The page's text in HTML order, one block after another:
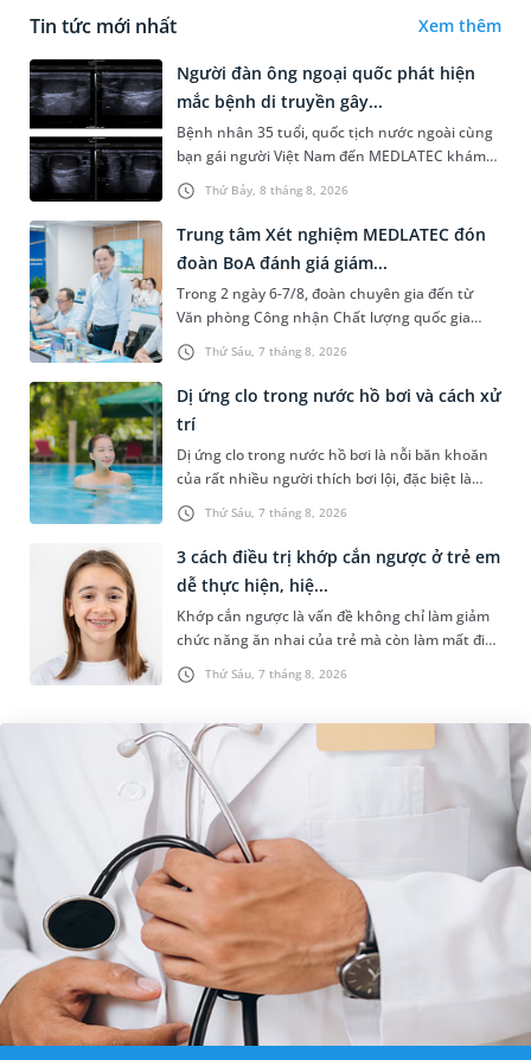
Tin tức mới nhất Xem thêm
Thứ Bảy, 8 tháng 8, 2026
Người đàn ông ngoại quốc phát hiện
mắc bệnh di truyền gây...
Bệnh nhân 35 tuổi, quốc tịch nước ngoài cùng
bạn gái người Việt Nam đến MEDLATEC khám
sức khỏe tiền hôn nhân. Qua thăm khám và
làm các xét nghiệm chuyên sâu,...
Thứ Sáu, 7 tháng 8, 2026
Trung tâm Xét nghiệm MEDLATEC đón
đoàn BoA đánh giá giám...
Trong 2 ngày 6-7/8, đoàn chuyên gia đến từ
Văn phòng Công nhận Chất lượng quốc gia
(BoA) đã ghi nhận và đánh giá cao nỗ lực duy trì
hệ thống quản lý chất lượ...
Thứ Sáu, 7 tháng 8, 2026
Dị ứng clo trong nước hồ bơi và cách xử
trí
Dị ứng clo trong nước hồ bơi là nỗi băn khoăn
của rất nhiều người thích bơi lội, đặc biệt là
những trường hợp thường xuyên bơi ở những
hồ bơi nhân tạo. Bài v...
Thứ Sáu, 7 tháng 8, 2026
3 cách điều trị khớp cắn ngược ở trẻ em
dễ thực hiện, hiệ...
Khớp cắn ngược là vấn đề không chỉ làm giảm
chức năng ăn nhai của trẻ mà còn làm mất đi
sự cân đối của khuôn mặt. Do đó, cần khắc
phục sớm tình trạng này để...